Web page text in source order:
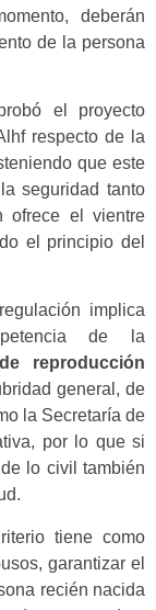
deberán
de la persona
el proyecto
respecto de la
que este
seguridad tanto
ofrece el vientre
el principio del
implica
de la
reproducción
general, de
la Secretaría de
por lo que si
lo civil también
tiene como
garantizar el
recién nacida